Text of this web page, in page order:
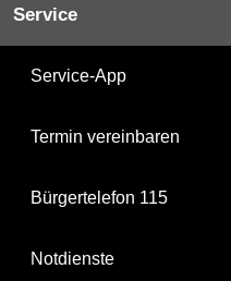
Service
Service-App
Termin vereinbaren
Bürgertelefon 115
Notdienste